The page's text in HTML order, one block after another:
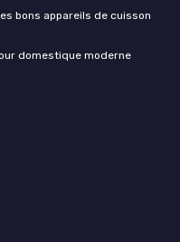
bons appareils de cuisson
domestique moderne